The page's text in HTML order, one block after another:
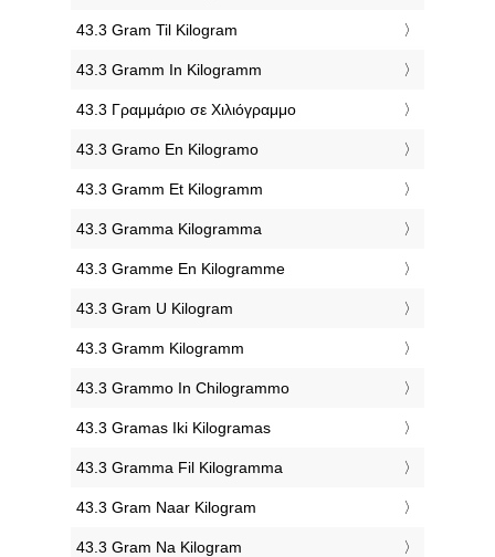
‎43.3 Gram Til Kilogram
‎43.3 Gramm In Kilogramm
‎43.3 Γραμμάριο σε Χιλιόγραμμο
‎43.3 Gramo En Kilogramo
‎43.3 Gramm Et Kilogramm
‎43.3 Gramma Kilogramma
‎43.3 Gramme En Kilogramme
‎43.3 Gram U Kilogram
‎43.3 Gramm Kilogramm
‎43.3 Grammo In Chilogrammo
‎43.3 Gramas Iki Kilogramas
‎43.3 Gramma Fil Kilogramma
‎43.3 Gram Naar Kilogram
‎43.3 Gram Na Kilogram